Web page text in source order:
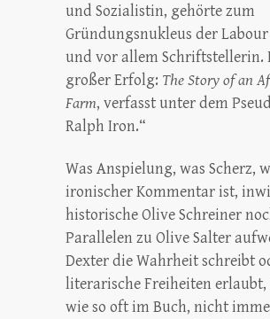
und Sozialistin, gehörte zum
Gründungsnukleus der
und vor allem Schriftstellerin.
großer Erfolg: The Story of an
Farm, verfasst unter dem
Ralph Iron.“
Was Anspielung, was Scherz,
ironischer Kommentar ist,
historische Olive Schreiner
Parallelen zu Olive Salter
Dexter die Wahrheit schreibt
literarische Freiheiten erlaubt,
wie so oft im Buch, nicht